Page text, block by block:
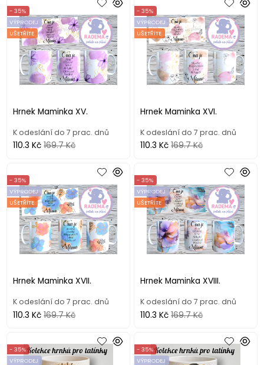
Hrnek Maminka XV.
- 35%
VÝPRODEJ
UŠETŘÍTE
K odeslání do 7 prac. dnů
110.3 Kč 169.7 Kč
Hrnek Maminka XVI.
- 35%
VÝPRODEJ
UŠETŘÍTE
K odeslání do 7 prac. dnů
110.3 Kč 169.7 Kč
Hrnek Maminka XVII.
- 35%
VÝPRODEJ
UŠETŘÍTE
K odeslání do 7 prac. dnů
110.3 Kč 169.7 Kč
Hrnek Maminka XVIII.
- 35%
VÝPRODEJ
UŠETŘÍTE
K odeslání do 7 prac. dnů
110.3 Kč 169.7 Kč
- 35%
VÝPRODEJ
- 35%
VÝPRODEJ